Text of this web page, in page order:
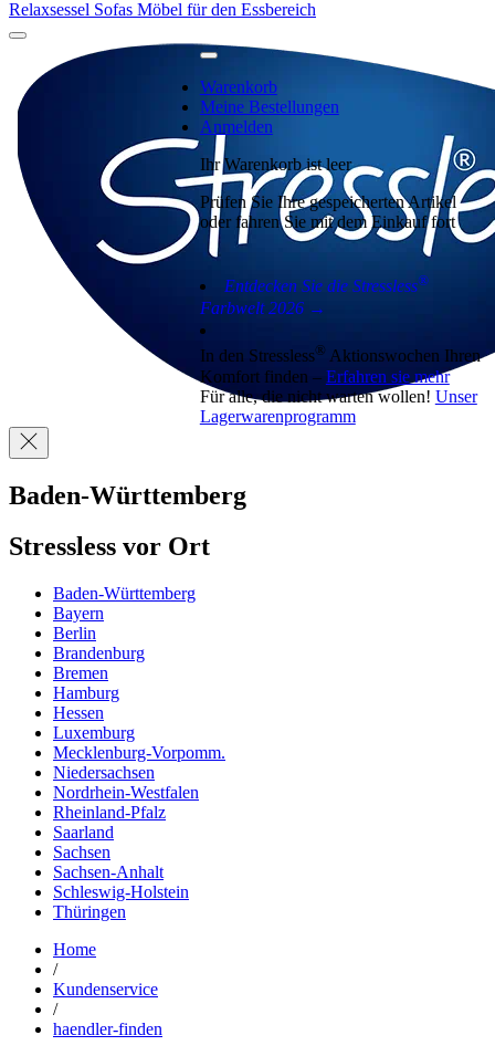
Relaxsessel Sofas Möbel für den Essbereich
Warenkorb
Meine Bestellungen
Anmelden
Ihr Warenkorb ist leer
Prüfen Sie Ihre gespeicherten Artikel
oder fahren Sie mit dem Einkauf fort
Entdecken Sie die Stressless®
Farbwelt 2026 →
In den Stressless® Aktionswochen Ihren
Komfort finden – Erfahren sie mehr
Für alle, die nicht warten wollen! Unser
Lagerwarenprogramm
Baden-Württemberg
Stressless vor Ort
Baden-Württemberg
Bayern
Berlin
Brandenburg
Bremen
Hamburg
Hessen
Luxemburg
Mecklenburg-Vorpomm.
Niedersachsen
Nordrhein-Westfalen
Rheinland-Pfalz
Saarland
Sachsen
Sachsen-Anhalt
Schleswig-Holstein
Thüringen
Home
/
Kundenservice
/
haendler-finden